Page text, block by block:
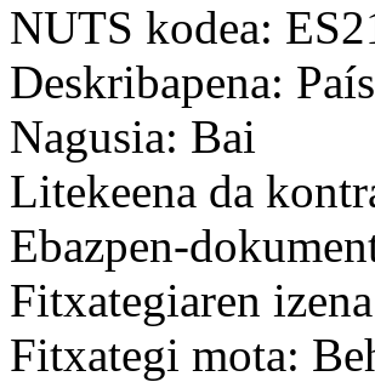
NUTS kodea:
Deskribapena:
Nagusia: Bai
Litekeena da
Ebazpen-
Fitxategiaren
Fitxategi mota: